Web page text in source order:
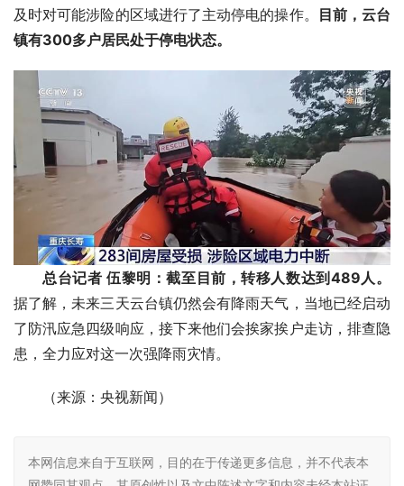
及时对可能涉险的区域进行了主动停电的操作。
目前，云台
镇有300多户居民处于停电状态。
总台记者 伍黎明：截至目前，转移人数达到489人。
据了解，未来三天云台镇仍然会有降雨天气，当地已经启动
了防汛应急四级响应，接下来他们会挨家挨户走访，排查隐
患，全力应对这一次强降雨灾情。
（来源：央视新闻）
本网信息来自于互联网，目的在于传递更多信息，并不代表本